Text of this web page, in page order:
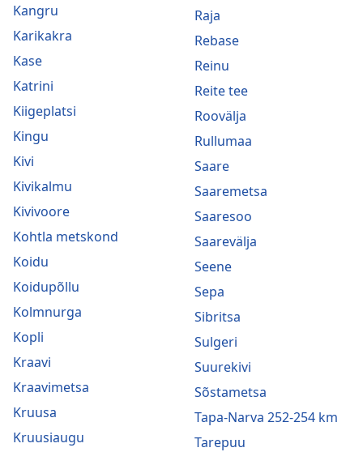
Kangru
Karikakra
Kase
Katrini
Kiigeplatsi
Kingu
Kivi
Kivikalmu
Kivivoore
Kohtla metskond
Koidu
Koidupõllu
Kolmnurga
Kopli
Kraavi
Kraavimetsa
Kruusa
Kruusiaugu
Raja
Rebase
Reinu
Reite tee
Roovälja
Rullumaa
Saare
Saaremetsa
Saaresoo
Saarevälja
Seene
Sepa
Sibritsa
Sulgeri
Suurekivi
Sõstametsa
Tapa-Narva 252-254 km
Tarepuu